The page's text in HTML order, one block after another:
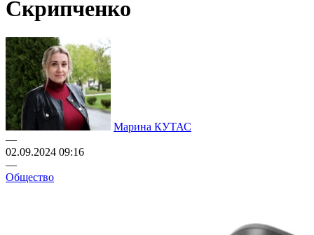
Скрипченко
Марина КУТАС
—
02.09.2024 09:16
—
Общество